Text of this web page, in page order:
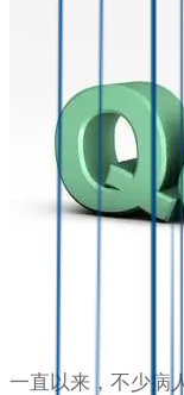
一直以来，不少病